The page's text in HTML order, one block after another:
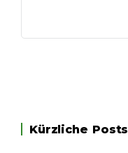
Kürzliche Posts